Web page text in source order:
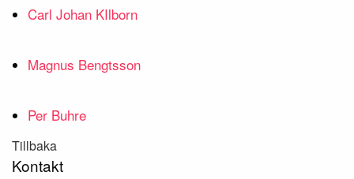
Carl Johan KIlborn
Magnus Bengtsson
Per Buhre
Tillbaka
Kontakt